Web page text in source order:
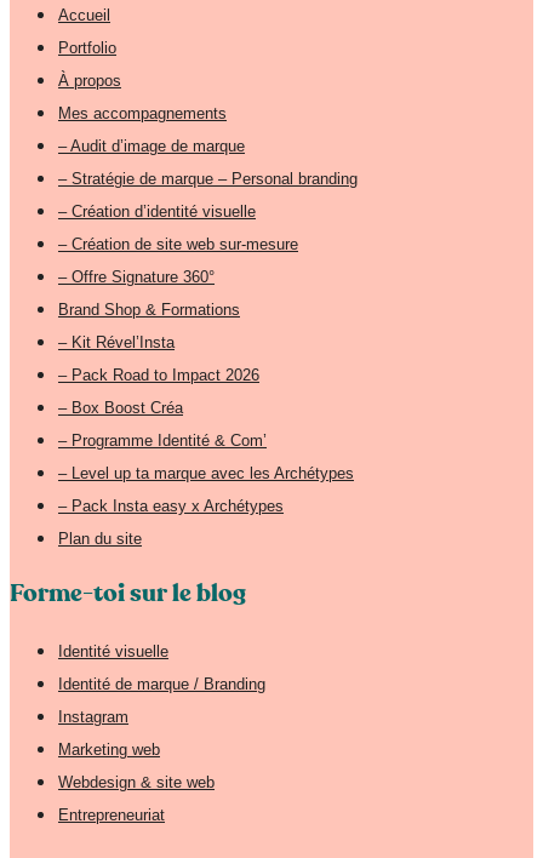
Accueil
Portfolio
À propos
Mes accompagnements
– Audit d’image de marque
– Stratégie de marque – Personal branding
– Création d’identité visuelle
– Création de site web sur-mesure
– Offre Signature 360°
Brand Shop & Formations
– Kit Rével’Insta
– Pack Road to Impact 2026
– Box Boost Créa
– Programme Identité & Com’
– Level up ta marque avec les Archétypes
– Pack Insta easy x Archétypes
Plan du site
Forme-toi sur le blog
Identité visuelle
Identité de marque / Branding
Instagram
Marketing web
Webdesign & site web
Entrepreneuriat